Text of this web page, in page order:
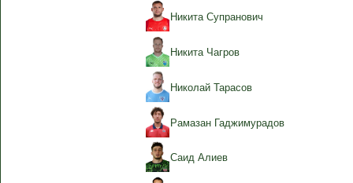
Никита Супранович
Никита Чагров
Николай Тарасов
Рамазан Гаджимурадов
Саид Алиев